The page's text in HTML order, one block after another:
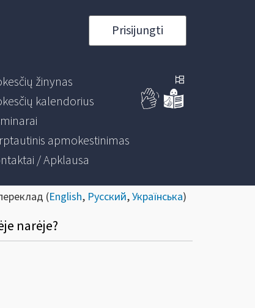
Prisijungti
žinynas
kalendorius
apmokestinimas
/ Apklausa
(English, Русский,Українська)
narėje?